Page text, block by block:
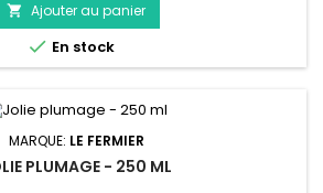
 Ajouter au panier
 En stock
MARQUE: LE FERMIER
PLUMAGE - 250 ML